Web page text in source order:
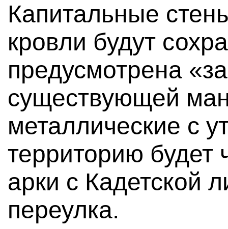
Капитальные
кровли будут
предусмотрена
существующей
металлические с
территорию
арки с Кадетской
переулка.